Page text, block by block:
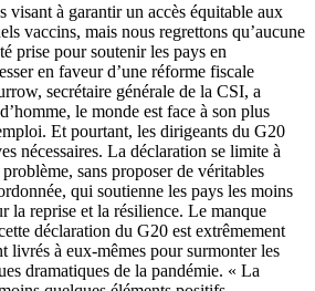
visant à garantir un accès équitable aux
vaccins, mais nous regrettons qu’aucune
prise pour soutenir les pays en
en faveur d’une réforme fiscale
secrétaire générale de la CSI, a
le monde est face à son plus
Et pourtant, les dirigeants du G20
nécessaires. La déclaration se limite à
sans proposer de véritables
qui soutienne les pays les moins
la reprise et la résilience. Le manque
déclaration du G20 est extrêmement
livrés à eux-mêmes pour surmonter les
dramatiques de la pandémie. « La